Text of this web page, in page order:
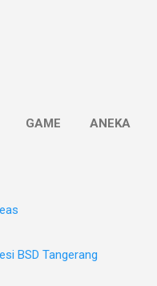
GAME ANEKA
BSD Tangerang